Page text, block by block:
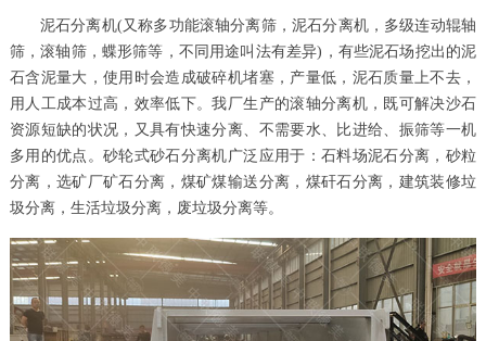
泥石分离机(又称多功能滚轴分离筛，泥石分离机，多级连动辊轴
筛，滚轴筛，蝶形筛等，不同用途叫法有差异)，有些泥石场挖出的泥
石含泥量大，使用时会造成破碎机堵塞，产量低，泥石质量上不去，
用人工成本过高，效率低下。我厂生产的滚轴分离机，既可解决沙石
资源短缺的状况，又具有快速分离、不需要水、比进给、振筛等一机
多用的优点。砂轮式砂石分离机广泛应用于：石料场泥石分离，砂粒
分离，选矿厂矿石分离，煤矿煤输送分离，煤矸石分离，建筑装修垃
圾分离，生活垃圾分离，废垃圾分离等。